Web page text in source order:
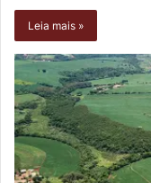
Leia mais »